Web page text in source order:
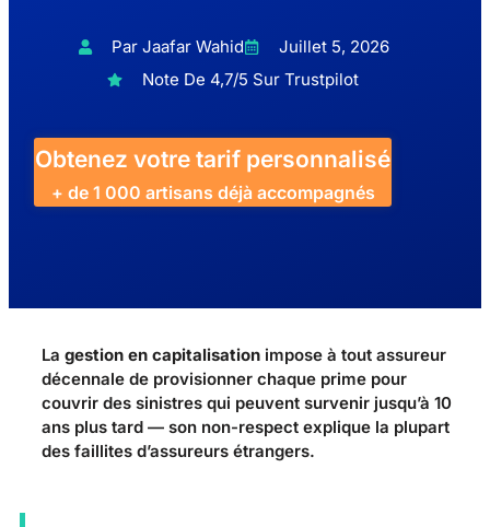
Par Jaafar Wahid
Juillet 5, 2026
Note De 4,7/5 Sur Trustpilot
Obtenez votre tarif personnalisé
+ de 1 000 artisans déjà accompagnés
La gestion en capitalisation impose à tout assureur
décennale de provisionner chaque prime pour
couvrir des sinistres qui peuvent survenir jusqu’à 10
ans plus tard — son non-respect explique la plupart
des faillites d’assureurs étrangers.